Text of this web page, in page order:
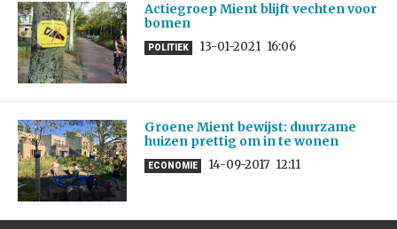
Actiegroep Mient blijft vechten voor
bomen
POLITIEK 13-01-2021 16:06
Groene Mient bewijst: duurzame
huizen prettig om in te wonen
ECONOMIE 14-09-2017 12:11